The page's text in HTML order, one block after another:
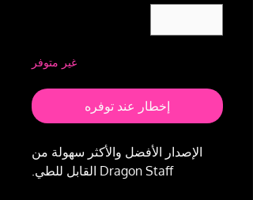
غير متوفر
إخطار عند توفره
الإصدار الأفضل والأكثر سهولة من
Dragon Staff القابل للطي.